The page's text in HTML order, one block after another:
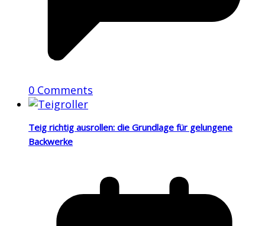
0 Comments
Teig richtig ausrollen: die Grundlage für gelungene
Backwerke